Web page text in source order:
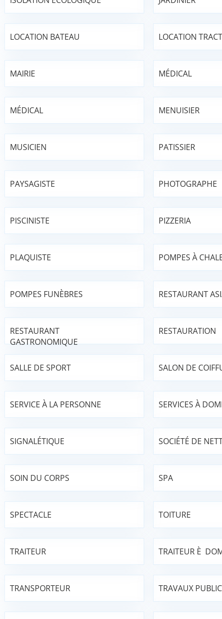
LOCATION BATEAU LOCATION
MAIRIE MÉDICAL
MÉDICAL MENUISIER
MUSICIEN PATISSIER
PAYSAGISTE PHOTOGRAPHE
PISCINISTE PIZZERIA
PLAQUISTE POMPES À
POMPES FUNÈBRES RESTAURANT
RESTAURANT
GASTRONOMIQUE
RESTAURATION
SALLE DE SPORT SALON DE
SERVICE À LA PERSONNE SERVICES À
SIGNALÉTIQUE SOCIÉTÉ DE
SOIN DU CORPS SPA
SPECTACLE TOITURE
TRAITEUR TRAITEUR È
TRANSPORTEUR TRAVAUX